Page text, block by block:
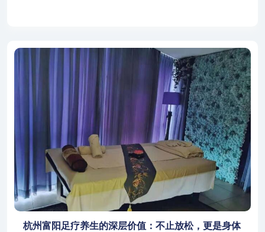
杭州富阳足疗养生的深层价值：不止放松，更是身体